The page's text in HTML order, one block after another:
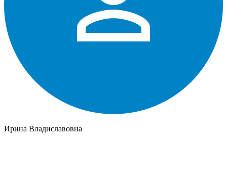
Ирина Владиславовна